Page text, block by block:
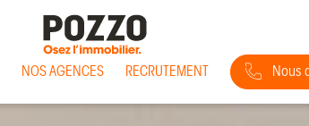
NOS AGENCES RECRUTEMENT Nous